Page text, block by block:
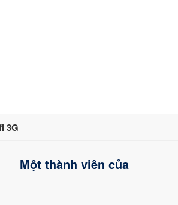
3G
Một thành viên của